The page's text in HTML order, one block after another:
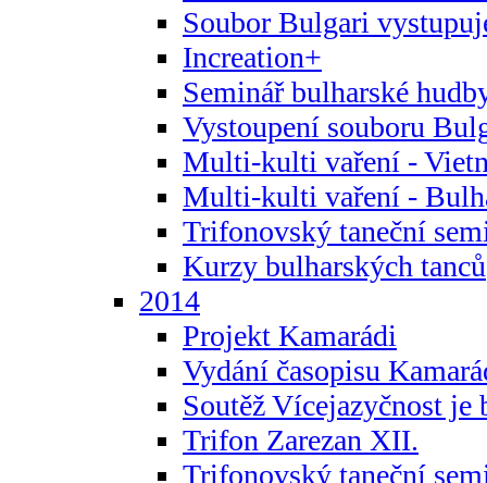
Soubor Bulgari
Increation+
Seminář bulharské
Vystoupení souboru
Multi-kulti vaření -
Multi-kulti vaření -
Trifonovský taneční
Kurzy bulharských tanců
2014
Projekt Kamarádi
Vydání časopisu
Soutěž Vícejazyčnost je
Trifon Zarezan XII.
Trifonovský taneční